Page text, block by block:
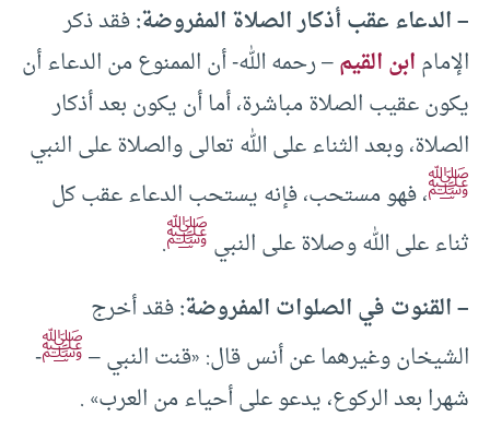
– الدعاء عقب أذكار الصلاة المفروضة:فقد ذكر
الإمامابن القيم– رحمه الله- أن الممنوع من الدعاء أن
يكون عقيب الصلاة مباشرة، أما أن يكون بعد أذكار
الصلاة، وبعد الثناء على الله تعالى والصلاة على النبي
ﷺ، فهو مستحب، فإنه يستحب الدعاء عقب كل
ثناء على الله وصلاة على النبيﷺ.
– القنوت في الصلوات المفروضة:فقد أخرج
الشيخان وغيرهما عن أنس قال: «قنت النبي –ﷺ-
شهرا بعد الركوع، يدعو على أحياء من العرب» .